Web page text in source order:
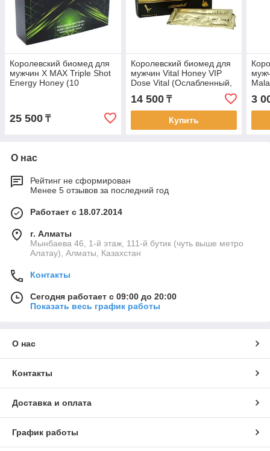
Королевский биомед для
мужчин X MAX Triple Shot
Energy Honey (10
25 500 ₸
Королевский биомед для
мужчин Vital Honey VIP
Dose Vital (Ослабленный,
12 пакетиков по 15 г)
14 500₸
Купить
3
О нас
Рейтинг не сформирован
Менее 5 отзывов за последний год
Работает с 18.07.2014
г. Алматы
Мынбаева 46, 1-й этаж, 111-й бутик (чуть выше метро
Алатау), Алматы, Казахстан
Контакты
Сегодня работает с 09:00 до 20:00
Показать весь график работы
О нас
Контакты
Доставка и оплата
График работы